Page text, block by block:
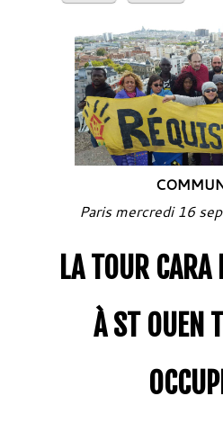
Paris mercredi 16
LA TOUR CARA
À ST OUEN